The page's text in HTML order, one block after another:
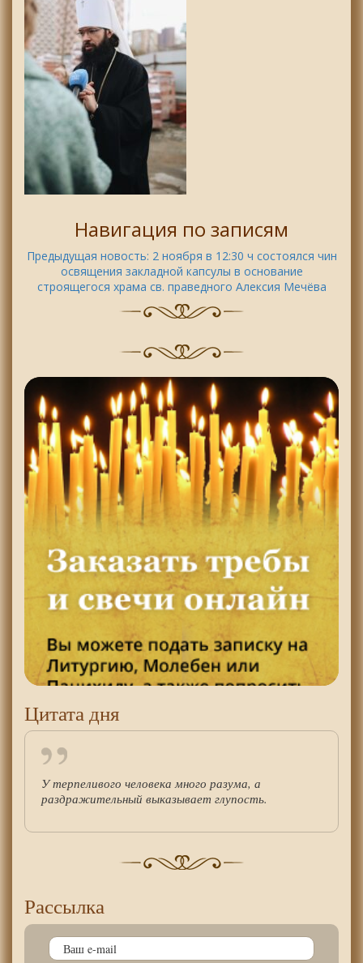
Навигация по записям
Предыдущая новость: 2 ноября в 12:30 ч состоялся чин
освящения закладной капсулы в основание
строящегося храма св. праведного Алексия Мечёва
Цитата дня
У терпеливого человека много разума, а
раздражительный выказывает глупость.
Рассылка